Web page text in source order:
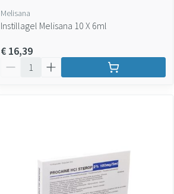
Melisana
Instillagel Melisana 10 X 6ml
€ 16,39